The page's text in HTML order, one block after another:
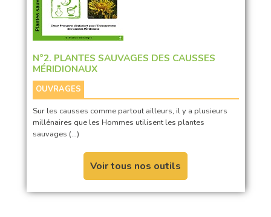
N°2. PLANTES SAUVAGES DES CAUSSES
MÉRIDIONAUX
OUVRAGES
Sur les causses comme partout ailleurs, il y a plusieurs
millénaires que les Hommes utilisent les plantes
sauvages (…)
Voir tous nos outils